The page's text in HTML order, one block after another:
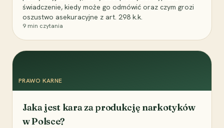
świadczenie, kiedy może go odmówić oraz czym grozi
oszustwo asekuracyjne z art. 298 k.k.
9 min czytania
PRAWO KARNE
Jaka jest kara za produkcję narkotyków
w Polsce?